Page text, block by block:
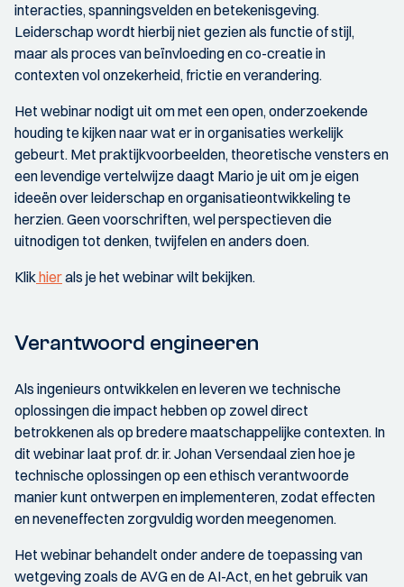
interacties, spanningsvelden en betekenisgeving.
Leiderschap wordt hierbij niet gezien als functie of stijl,
maar als proces van beïnvloeding en co-creatie in
contexten vol onzekerheid, frictie en verandering.
Het webinar nodigt uit om met een open, onderzoekende
houding te kijken naar wat er in organisaties werkelijk
gebeurt. Met praktijkvoorbeelden, theoretische vensters en
een levendige vertelwijze daagt Mario je uit om je eigen
ideeën over leiderschap en organisatieontwikkeling te
herzien. Geen voorschriften, wel perspectieven die
uitnodigen tot denken, twijfelen en anders doen.
Klikhierals je het webinar wilt bekijken.
Verantwoord engineeren
Als ingenieurs ontwikkelen en leveren we technische
oplossingen die impact hebben op zowel direct
betrokkenen als op bredere maatschappelijke contexten. In
dit webinar laat prof. dr. ir. Johan Versendaal zien hoe je
technische oplossingen op een ethisch verantwoorde
manier kunt ontwerpen en implementeren, zodat effecten
en neveneffecten zorgvuldig worden meegenomen.
Het webinar behandelt onder andere de toepassing van
wetgeving zoals de AVG en de AI-Act, en het gebruik van